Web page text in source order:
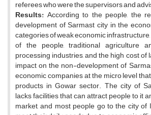
referees who were the supervisors and
Results: According to the people, the
development of Sarmast city in the
categories of weak economic
of the people, traditional agriculture
processing industries, and the high cost of
impact on the non-development of
economic companies at the micro level
products in Gowar sector. The city of
lacks facilities that can attract people to it
market, and most people go to the city